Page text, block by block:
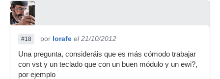
#18 por lorafe el 21/10/2012
Una pregunta, consideráis que es más cómodo trabajar
con vst y un teclado que con un buen módulo y un ewi?,
por ejemplo